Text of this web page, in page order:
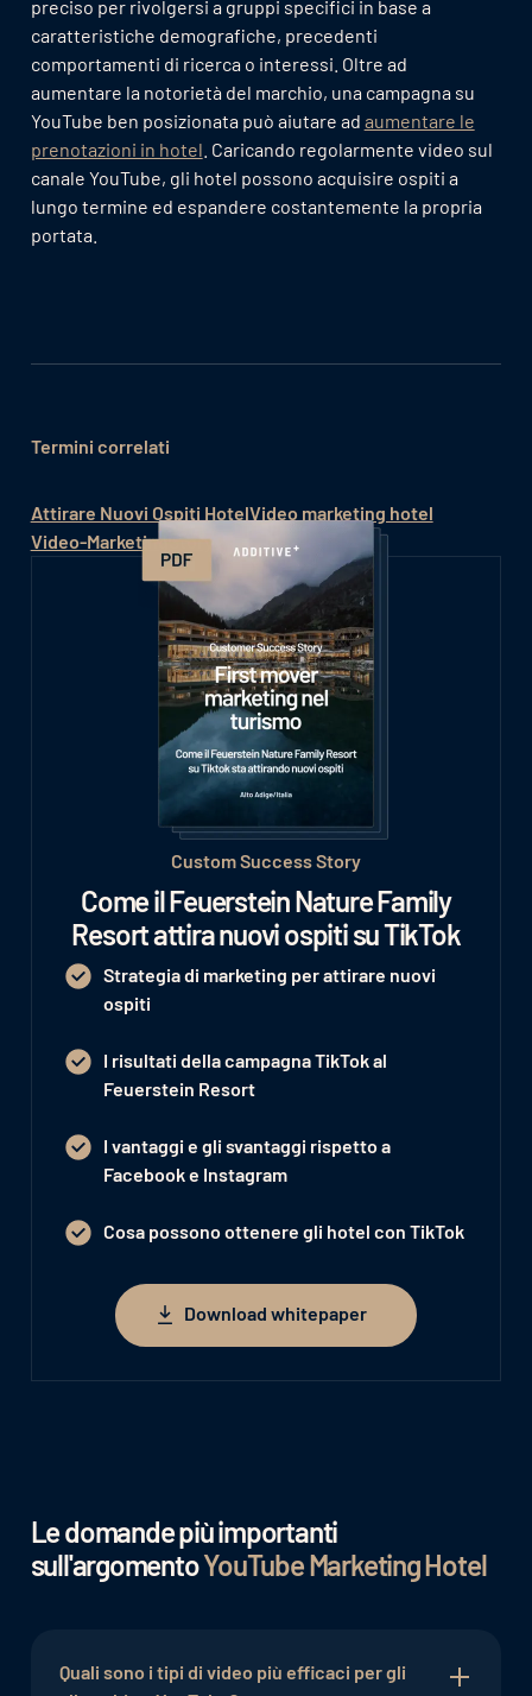
preciso per rivolgersi a gruppi specifici in base a
caratteristiche demografiche, precedenti
comportamenti di ricerca o interessi. Oltre ad
aumentare la notorietà del marchio, una campagna su
YouTube ben posizionata può aiutare ad aumentare le
prenotazioni in hotel . Caricando regolarmente video sul
canale YouTube, gli hotel possono acquisire ospiti a
lungo termine ed espandere costantemente la propria
portata.
Termini correlati
Attirare Nuovi Ospiti HotelVideo marketing hotel
Video-MarketingStorytelling Online Hotel
Custom Success Story
Come il Feuerstein Nature Family
Resort attira nuovi ospiti su TikTok
Strategia di marketing per attirare nuovi
ospiti
I risultati della campagna TikTok al
Feuerstein Resort
I vantaggi e gli svantaggi rispetto a
Facebook e Instagram
Cosa possono ottenere gli hotel con TikTok
Download whitepaper
Download whitepaper
Le domande più importanti
sull'argomentoYouTube Marketing Hotel
Quali sono i tipi di video più efficaci per gli